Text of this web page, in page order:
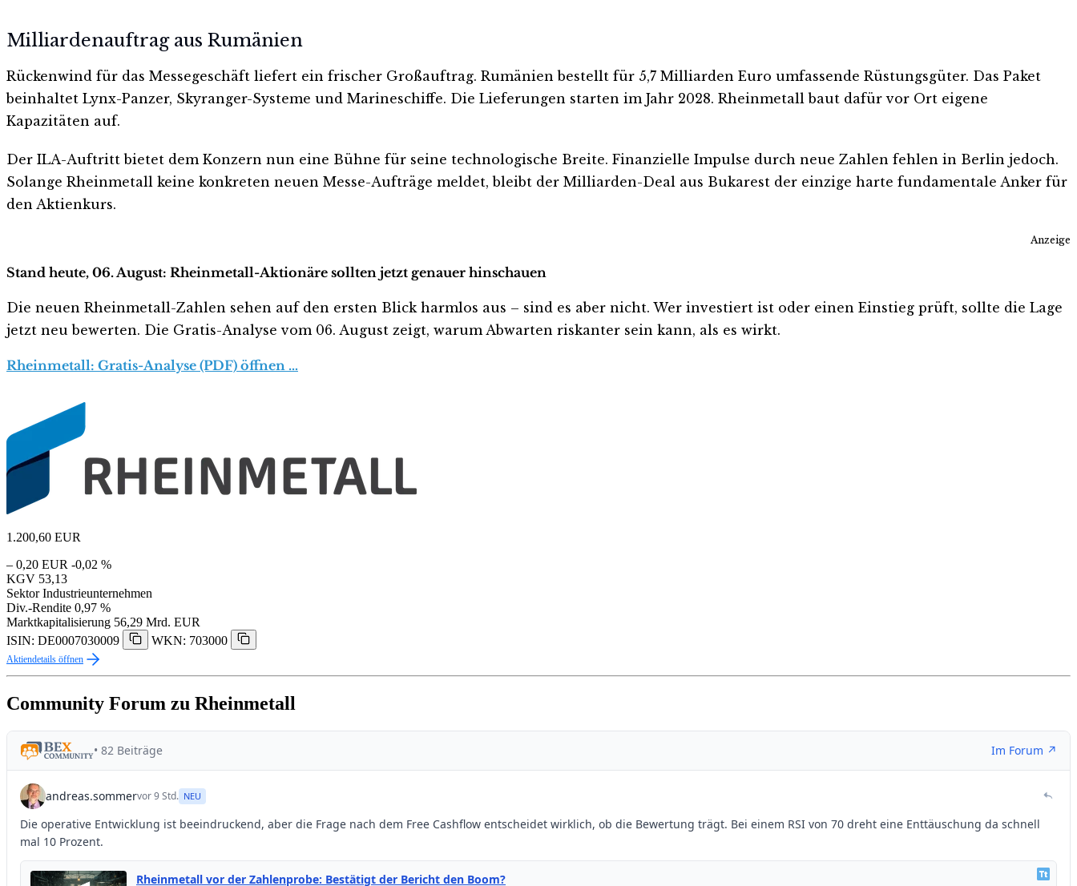
Milliardenauftrag aus Rumänien
Rückenwind für das Messegeschäft liefert ein frischer Großauftrag. Rumänien bestellt für 5,7 Milliarden Euro umfassende Rüstungsgüter. Das Paket
beinhaltet Lynx-Panzer, Skyranger-Systeme und Marineschiffe. Die Lieferungen starten im Jahr 2028. Rheinmetall baut dafür vor Ort eigene
Kapazitäten auf.
Der ILA-Auftritt bietet dem Konzern nun eine Bühne für seine technologische Breite. Finanzielle Impulse durch neue Zahlen fehlen in Berlin jedoch.
Solange Rheinmetall keine konkreten neuen Messe-Aufträge meldet, bleibt der Milliarden-Deal aus Bukarest der einzige harte fundamentale Anker für
den Aktienkurs.
Anzeige
Stand heute, 06. August: Rheinmetall-Aktionäre sollten jetzt genauer hinschauen
Die neuen Rheinmetall-Zahlen sehen auf den ersten Blick harmlos aus – sind es aber nicht. Wer investiert ist oder einen Einstieg prüft, sollte die Lage
jetzt neu bewerten. Die Gratis-Analyse vom 06. August zeigt, warum Abwarten riskanter sein kann, als es wirkt.
Rheinmetall: Gratis-Analyse (PDF) öffnen …
1.200,60 EUR
– 0,20 EUR -0,02 %
KGV 53,13
Sektor Industrieunternehmen
Div.-Rendite 0,97 %
Marktkapitalisierung 56,29 Mrd. EUR
ISIN: DE0007030009
WKN: 703000
Aktiendetails öffnen
Community Forum zu Rheinmetall